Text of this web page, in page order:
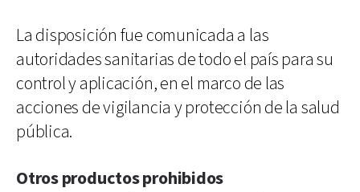
La disposición fue comunicada a las
autoridades sanitarias de todo el país para su
control y aplicación, en el marco de las
acciones de vigilancia y protección de la salud
pública.
Otros productos prohibidos